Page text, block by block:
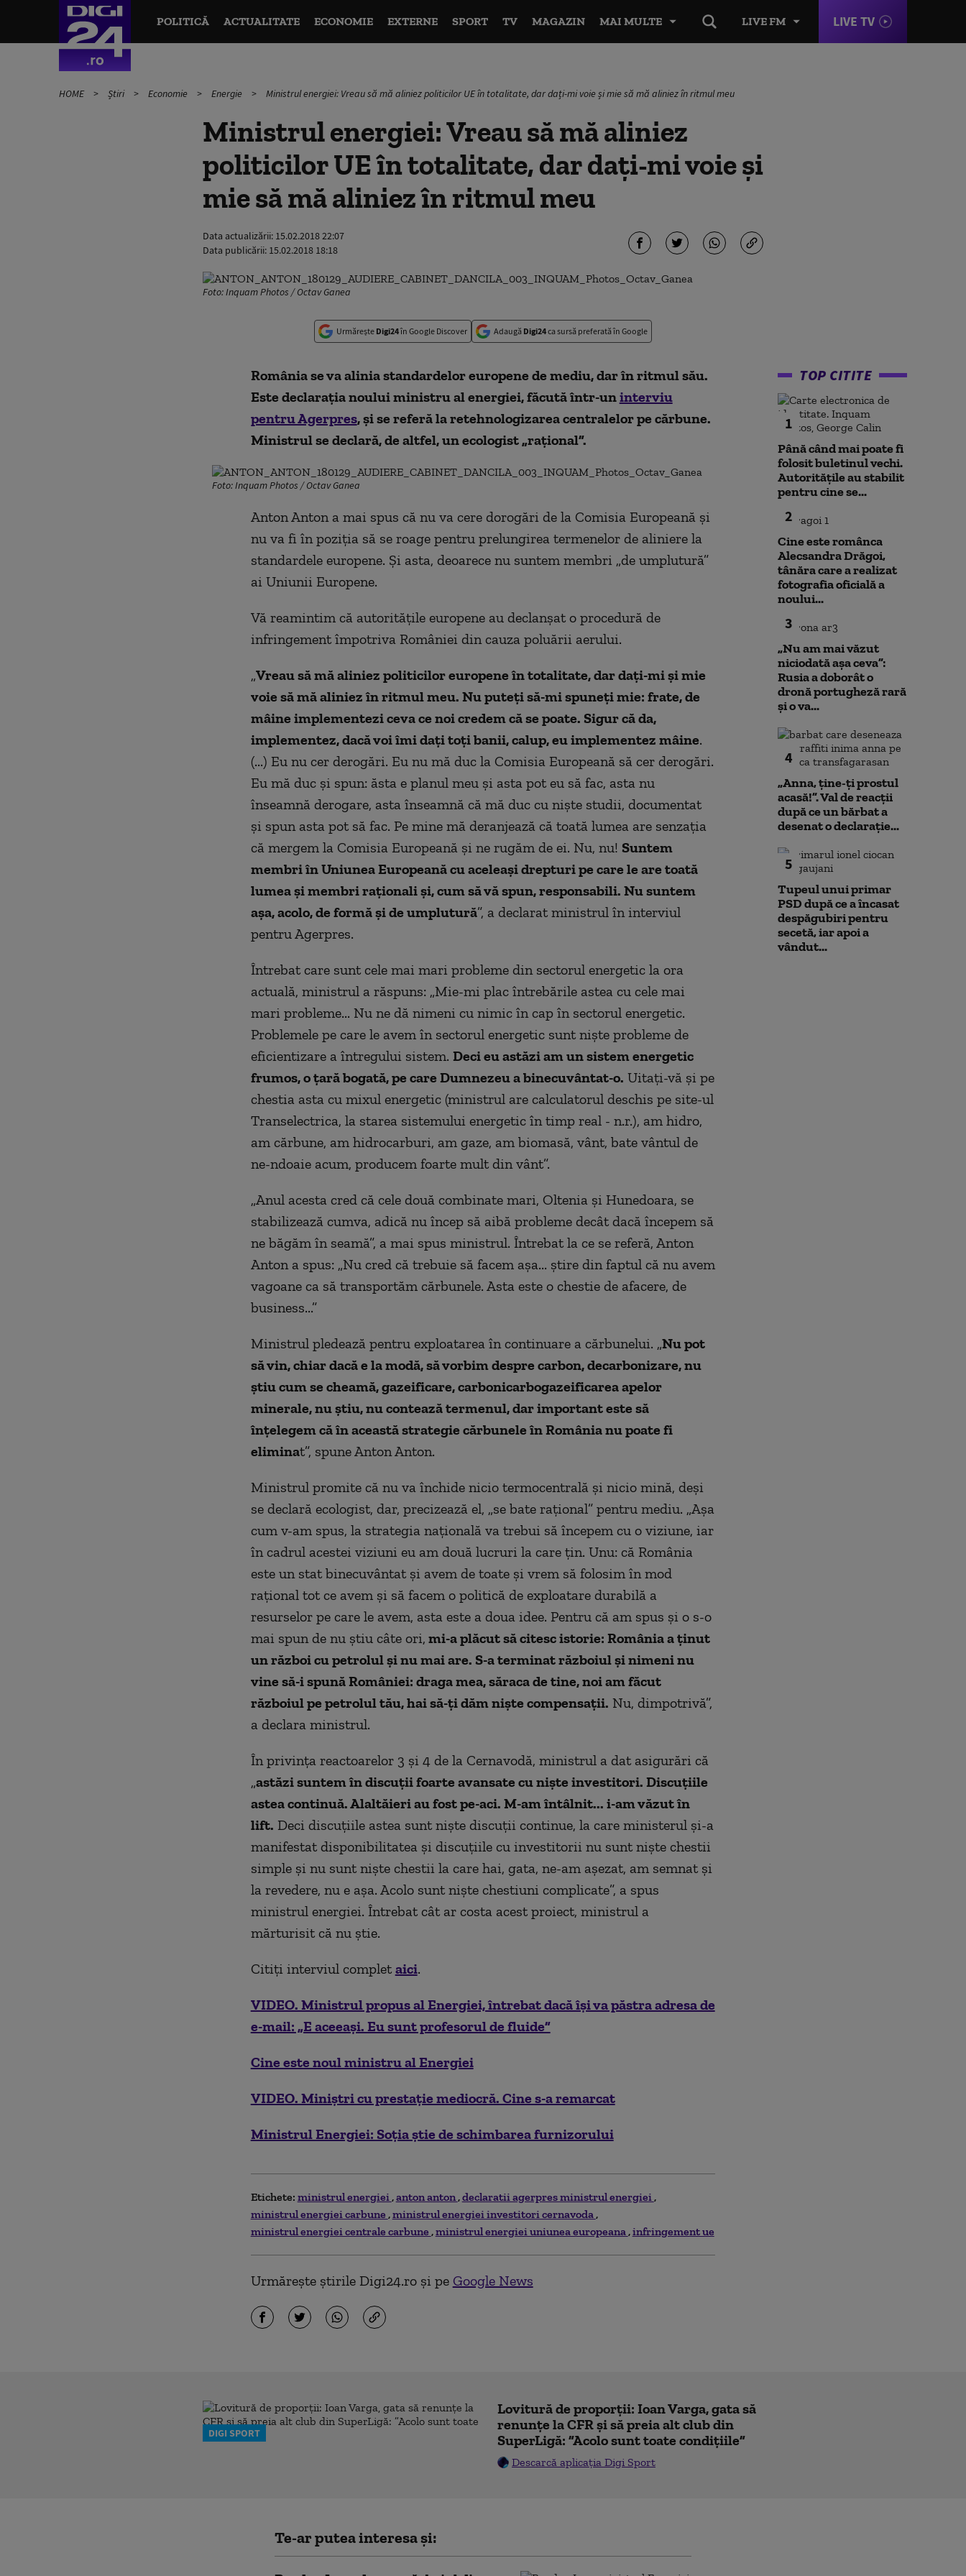
LIVE FM LIVE TV
POLITICĂ ACTUALITATE ECONOMIE EXTERNE SPORT TV MAGAZIN MAI MULTE
HOME Știri Economie Energie Ministrul energiei: Vreau să mă aliniez politicilor UE în totalitate, dar dați-mi voie și mie să mă aliniez în ritmul meu
Ministrul energiei: Vreau să mă aliniez
politicilor UE în totalitate, dar dați-mi voie și
mie să mă aliniez în ritmul meu
Data actualizării: 15.02.2018 22:07
Data publicării: 15.02.2018 18:18
Foto: Inquam Photos / Octav Ganea
Urmărește Digi24în Google Discover Adaugă Digi24ca sursă preferată în Google
România se va alinia standardelor europene de mediu, dar în ritmul său.
Este declaraţia noului ministru al energiei, făcută într-uninterviu
pentru Agerpres, și se referă la retehnologizarea centralelor pe cărbune.
Ministrul se declară, de altfel, un ecologist „rațional”.
Foto: Inquam Photos / Octav Ganea
Anton Anton a mai spus că nu va cere dorogări de la Comisia Europeană şi
nu va fi în poziţia să se roage pentru prelungirea termenelor de aliniere la
standardele europene. Şi asta, deoarece nu suntem membri „de umplutură”
ai Uniunii Europene.
Vă reamintim că autorităţile europene au declanşat o procedură de
infringement împotriva României din cauza poluării aerului.
„Vreau să mă aliniez politicilor europene în totalitate, dar daţi-mi şi mie
voie să mă aliniez în ritmul meu. Nu puteţi să-mi spuneţi mie: frate, de
mâine implementezi ceva ce noi credem că se poate. Sigur că da,
implementez, dacă voi îmi daţi toţi banii, calup, eu implementez mâine.
(...) Eu nu cer derogări. Eu nu mă duc la Comisia Europeană să cer derogări.
Eu mă duc şi spun: ăsta e planul meu şi asta pot eu să fac, asta nu
înseamnă derogare, asta înseamnă că mă duc cu nişte studii, documentat
şi spun asta pot să fac. Pe mine mă deranjează că toată lumea are senzaţia
că mergem la Comisia Europeană şi ne rugăm de ei. Nu, nu! Suntem
membri în Uniunea Europeană cu aceleaşi drepturi pe care le are toată
lumea şi membri raţionali şi, cum să vă spun, responsabili. Nu suntem
aşa, acolo, de formă şi de umplutură”, a declarat ministrul în interviul
pentru Agerpres.
Întrebat care sunt cele mai mari probleme din sectorul energetic la ora
actuală, ministrul a răspuns: „Mie-mi plac întrebările astea cu cele mai
mari probleme... Nu ne dă nimeni cu nimic în cap în sectorul energetic.
Problemele pe care le avem în sectorul energetic sunt nişte probleme de
eficientizare a întregului sistem. Deci eu astăzi am un sistem energetic
frumos, o ţară bogată, pe care Dumnezeu a binecuvântat-o. Uitaţi-vă şi pe
chestia asta cu mixul energetic (ministrul are calculatorul deschis pe site-ul
Transelectrica, la starea sistemului energetic în timp real - n.r.), am hidro,
am cărbune, am hidrocarburi, am gaze, am biomasă, vânt, bate vântul de
ne-ndoaie acum, producem foarte mult din vânt”.
„Anul acesta cred că cele două combinate mari, Oltenia şi Hunedoara, se
stabilizează cumva, adică nu încep să aibă probleme decât dacă începem să
ne băgăm în seamă”, a mai spus ministrul. Întrebat la ce se referă, Anton
Anton a spus: „Nu cred că trebuie să facem aşa... ştire din faptul că nu avem
vagoane ca să transportăm cărbunele. Asta este o chestie de afacere, de
business...”
Ministrul pledează pentru exploatarea în continuare a cărbunelui. „Nu pot
să vin, chiar dacă e la modă, să vorbim despre carbon, decarbonizare, nu
ştiu cum se cheamă, gazeificare, carbonicarbogazeificarea apelor
minerale, nu ştiu, nu contează termenul, dar important este să
înţelegem că în această strategie cărbunele în România nu poate fi
eliminat”, spune Anton Anton.
Ministrul promite că nu va închide nicio termocentrală şi nicio mină, deși
se declară ecologist, dar, precizează el, „se bate raţional” pentru mediu. „Aşa
cum v-am spus, la strategia naţională va trebui să începem cu o viziune, iar
în cadrul acestei viziuni eu am două lucruri la care ţin. Unu: că România
este un stat binecuvântat şi avem de toate şi vrem să folosim în mod
raţional tot ce avem şi să facem o politică de exploatare durabilă a
resurselor pe care le avem, asta este a doua idee. Pentru că am spus şi o s-o
mai spun de nu ştiu câte ori, mi-a plăcut să citesc istorie: România a ţinut
un război cu petrolul şi nu mai are. S-a terminat războiul şi nimeni nu
vine să-i spună României: draga mea, săraca de tine, noi am făcut
războiul pe petrolul tău, hai să-ţi dăm nişte compensaţii. Nu, dimpotrivă”,
a declara ministrul.
În privința reactoarelor 3 și 4 de la Cernavodă, ministrul a dat asigurări că
„astăzi suntem în discuţii foarte avansate cu nişte investitori. Discuţiile
astea continuă. Alaltăieri au fost pe-aci. M-am întâlnit... i-am văzut în
lift. Deci discuţiile astea sunt nişte discuţii continue, la care ministerul şi-a
manifestat disponibilitatea şi discuţiile cu investitorii nu sunt nişte chestii
simple şi nu sunt nişte chestii la care hai, gata, ne-am aşezat, am semnat şi
la revedere, nu e aşa. Acolo sunt nişte chestiuni complicate”, a spus
ministrul energiei. Întrebat cât ar costa acest proiect, ministrul a
mărturisit că nu știe.
Citiți interviul complet aici.
VIDEO. Ministrul propus al Energiei, întrebat dacă își va păstra adresa de
e-mail: „E aceeaşi. Eu sunt profesorul de fluide”
Cine este noul ministru al Energiei
VIDEO. Miniștri cu prestație mediocră. Cine s-a remarcat
Ministrul Energiei: Soția știe de schimbarea furnizorului
Etichete: ministrul energiei anton anton declaratii agerpres ministrul energiei
ministrul energiei carbune ministrul energiei investitori cernavoda
ministrul energiei centrale carbune ministrul energiei uniunea europeana infringement ue
Urmărește știrile Digi24.ro și pe Google News
TOP CITITE
1
Până când mai poate fi
folosit buletinul vechi.
Autoritățile au stabilit
pentru cine se...
2
Cine este românca
Alecsandra Drăgoi,
tânăra care a realizat
fotografia oficială a
noului...
3
„Nu am mai văzut
niciodată așa ceva”:
Rusia a doborât o
dronă portugheză rară
și o va...
4
„Anna, ţine-ţi prostul
acasă!”. Val de reacții
după ce un bărbat a
desenat o declarație...
5
Tupeul unui primar
PSD după ce a încasat
despăgubiri pentru
secetă, iar apoi a
vândut...
DIGI SPORT
Lovitură de proporții: Ioan Varga, gata să
renunțe la CFR și să preia alt club din
SuperLigă: ”Acolo sunt toate condițiile”
Descarcă aplicația Digi Sport
Te-ar putea interesa și: